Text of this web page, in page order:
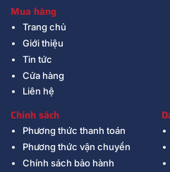
Mua hàng
Trang chủ
Giới thiệu
Tin tức
Cửa hàng
Liên hệ
Chính sách
Phương thức thanh toán
Phương thức vận chuyển
Chính sách bảo hành